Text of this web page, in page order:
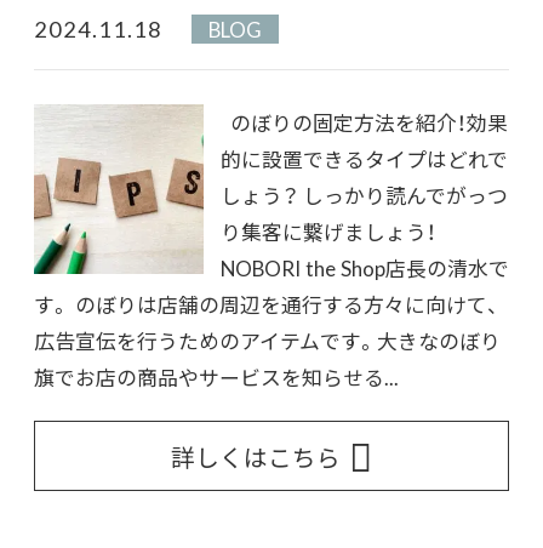
2024.11.18 BLOG
のぼりの固定方法を紹介！効果
的に設置できるタイプはどれで
しょう？ しっかり読んでがっつ
り集客に繋げましょう！
NOBORI the Shop店長の清水で
す。 のぼりは店舗の周辺を通行する方々に向けて、
広告宣伝を行うためのアイテムです。大きなのぼり
旗でお店の商品やサービスを知らせる...
詳しくはこちら